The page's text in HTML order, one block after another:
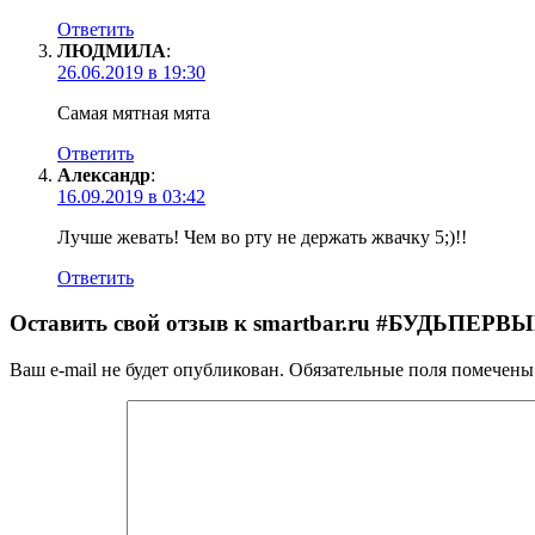
Ответить
ЛЮДМИЛА:
26.06.2019 в 19:30
Самая мятная мята
Ответить
Александр:
16.09.2019 в 03:42
Лучше жевать! Чем во рту не держать жвачку 5;)!!
Ответить
Оставить свой отзыв к smartbar.ru
Ваш e-mail не будет опубликован. Обязательные поля помечены